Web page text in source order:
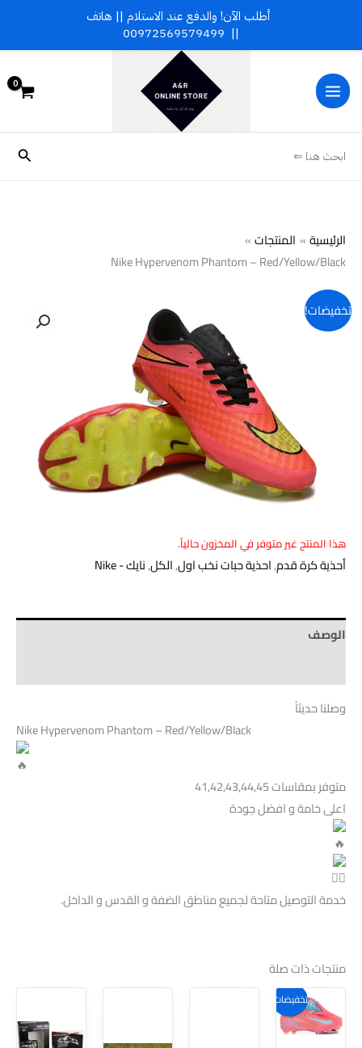
المحتوى
ابحث هنا ⇐
الرئيسية
المنتجات
Nike Hypervenom Phantom – Red/Yellow/Black
تخفيضات!
هذا المنتج غير متوفر في المخزون حالياً.
أحذية كرة قدم,احذية حبات نخب اول,الكل,نايك - Nike
الوصف
وصلنا حديثاً
Nike Hypervenom Phantom – Red/Yellow/Black
متوفر بمقاسات 41,42,43,44,45
اعلى خامة و افضل جودة
خدمة التوصيل متاحة لجميع مناطق الضفة و القدس و الداخل.
منتجات ذات صلة
تخفيضات!
هناك
العديد
أطلب الآن! والدفع عند الاستلام || هاتف
||
00972569579499